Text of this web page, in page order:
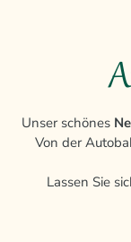
Unser schönes
Von der
Lassen Sie